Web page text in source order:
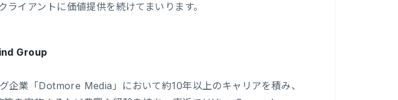
イアントに価値提供を続けてまいります。
Group
企業「Dotmore Media」において約10年以上のキャリアを積み、